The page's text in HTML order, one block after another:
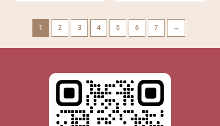
1 2 3 4 5 6 7 →